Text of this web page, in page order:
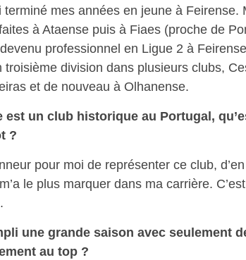
terminé mes années en jeune à Feirense.
à Ataense puis à Fiaes (proche de
professionnel en Ligue 2 à
troisième division dans plusieurs clubs,
et de nouveau à Olhanense.
est un club historique au Portugal,
?
pour moi de représenter ce club,
le plus marquer dans ma carrière.
une grande saison avec seulement
au top ?